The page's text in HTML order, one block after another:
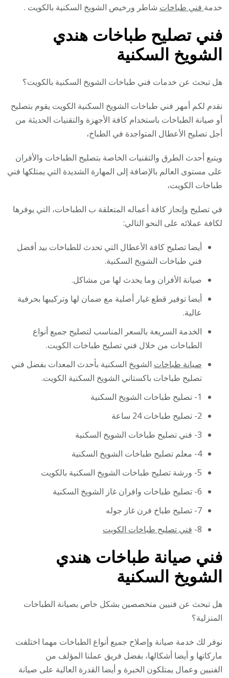
خدمة فني طباخات شاطر ورخيص الشويخ السكنية بالكويت .
فني تصليح طباخات هندي
الشويخ السكنية
هل تبحث عن خدمات فني طباخات الشويخ السكنية بالكويت؟
نقدم لكم أمهر فني طباخات الشويخ السكنية الكويت يقوم بتصليح
أو صيانة الطباخات باستخدام كافة الأجهزة والتقنيات الحديثة من
أجل تصليح الأعطال المتواجدة في الطباخ،
ويتبع أحدث الطرق والتقنيات الخاصة بتصليح الطباخات والأفران
على مستوى العالم بالإضافة إلى المهارة الشديدة التي يمتلكها فني
طباخات الكويت،
في تصليح وإنجاز كافة أعماله المتعلقة ب الطباخات، التي يوفرها
لكافة عملائه على النحو التالي:
أيضا تصليح كافة الأعطال التي تحدث للطباخات بيد أفضل
فني طباخات الشويخ السكنية.
صيانة الأفران وما يحدث لها من مشاكل.
أيضا توفير قطع غيار أصلية مع ضمان لها وتركيبها بحرفية
عالية.
الخدمة السريعة بالسعر المناسب لتصليح جميع أنواع
الطباخات من خلال فني تصليح طباخات الكويت.
صيانة طباخات الشويخ السكنية بأحدث المعدات بفضل فني
تصليح طباخات باكستاني الشويخ السكنية الكويت.
1- تصليح طباخات الشويخ السكنية
2- تصليح طباخات 24 ساعة
3- فني تصليح طباخات الشويخ السكنية
4- معلم تصليح طباخات الشويخ السكنية
5- ورشة تصليح طباخات الشويخ السكنية بالكويت
6- تصليح طباخات وافران غاز الشويخ السكنية
7- تصليح طباخ فرن غاز جوله
8- فني تصليح طباخات الكويت
فني صيانة طباخات هندي
الشويخ السكنية
هل تبحث عن فنيين متخصصين بشكل خاص بصيانة الطباخات
المنزلية؟
نوفر لك خدمة صيانة وإصلاح جميع أنواع الطباخات مهما اختلفت
ماركاتها و أيضا أشكالها، بفضل فريق عملنا المؤلف من
الفنيين وعمال يمتلكون الخبرة و أيضا القدرة العالية على صيانة